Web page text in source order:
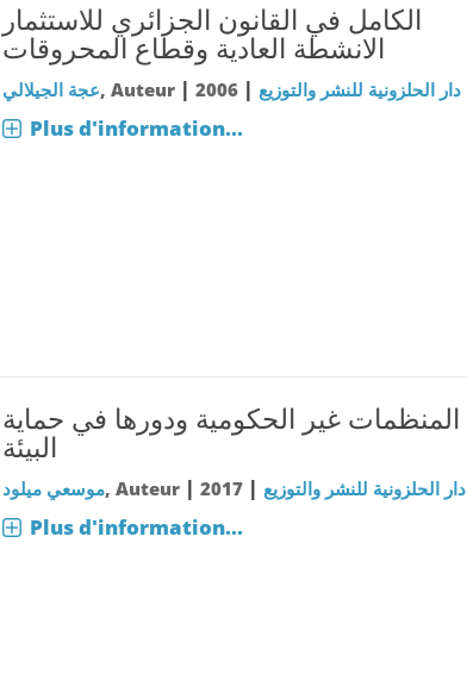
الكامل في القانون الجزائري للاستثمار
الانشطة العادية وقطاع المحروقات
عجة الجيلالي, Auteur | دار الحلزونية للنشر والتوزيع |
2006
Plus d'information...
المنظمات غير الحكومية ودورها في حماية
البيئة
موسعي ميلود, Auteur | دار الحلزونية للنشر والتوزيع |
2017
Plus d'information...